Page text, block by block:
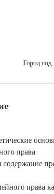
Город год
права
содержание
права